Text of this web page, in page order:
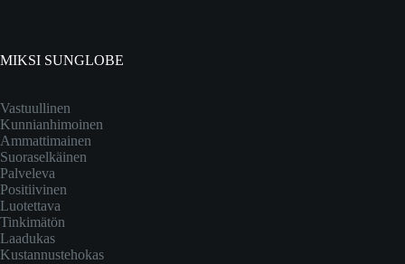
MIKSI SUNGLOBE
Vastuullinen
Kunnianhimoinen
Ammattimainen
Suoraselkäinen
Palveleva
Positiivinen
Luotettava
Tinkimätön
Laadukas
Kustannustehokas